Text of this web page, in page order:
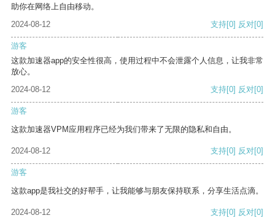
助你在网络上自由移动。
2024-08-12
支持[0] 反对[0]
游客
这款加速器app的安全性很高，使用过程中不会泄露个人信息，让我非常
放心。
2024-08-12
支持[0] 反对[0]
游客
这款加速器VPM应用程序已经为我们带来了无限的隐私和自由。
2024-08-12 支持[0] 反对[0]
游客
这款app是我社交的好帮手，让我能够与朋友保持联系，分享生活点滴。
2024-08-12 支持[0] 反对[0]